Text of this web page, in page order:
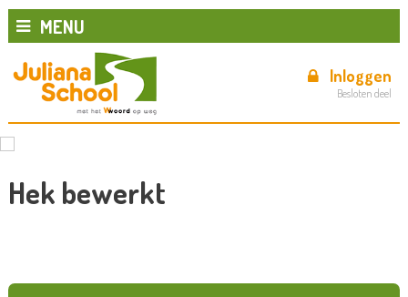
MENU
Inloggen
Besloten deel
Hek bewerkt